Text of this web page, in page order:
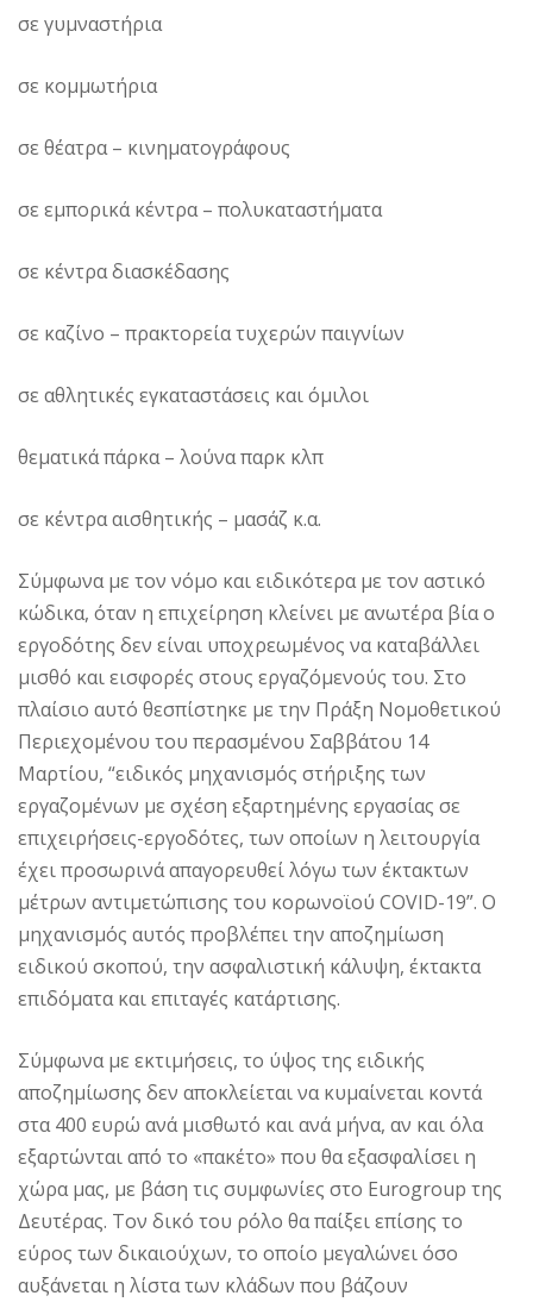
σε γυμναστήρια
σε κομμωτήρια
σε θέατρα – κινηματογράφους
σε εμπορικά κέντρα – πολυκαταστήματα
σε κέντρα διασκέδασης
σε καζίνο – πρακτορεία τυχερών παιγνίων
σε αθλητικές εγκαταστάσεις και όμιλοι
θεματικά πάρκα – λούνα παρκ κλπ
σε κέντρα αισθητικής – μασάζ κ.α.
Σύμφωνα με τον νόμο και ειδικότερα με τον αστικό
κώδικα, όταν η επιχείρηση κλείνει με ανωτέρα βία ο
εργοδότης δεν είναι υποχρεωμένος να καταβάλλει
μισθό και εισφορές στους εργαζόμενούς του. Στο
πλαίσιο αυτό θεσπίστηκε με την Πράξη Νομοθετικού
Περιεχομένου του περασμένου Σαββάτου 14
Μαρτίου, “ειδικός μηχανισμός στήριξης των
εργαζομένων με σχέση εξαρτημένης εργασίας σε
επιχειρήσεις-εργοδότες, των οποίων η λειτουργία
έχει προσωρινά απαγορευθεί λόγω των έκτακτων
μέτρων αντιμετώπισης του κορωνοϊού COVID-19”. Ο
μηχανισμός αυτός προβλέπει την αποζημίωση
ειδικού σκοπού, την ασφαλιστική κάλυψη, έκτακτα
επιδόματα και επιταγές κατάρτισης.
Σύμφωνα με εκτιμήσεις, το ύψος της ειδικής
αποζημίωσης δεν αποκλείεται να κυμαίνεται κοντά
στα 400 ευρώ ανά μισθωτό και ανά μήνα, αν και όλα
εξαρτώνται από το «πακέτο» που θα εξασφαλίσει η
χώρα μας, με βάση τις συμφωνίες στο Eurogroup της
Δευτέρας. Τον δικό του ρόλο θα παίξει επίσης το
εύρος των δικαιούχων, το οποίο μεγαλώνει όσο
αυξάνεται η λίστα των κλάδων που βάζουν